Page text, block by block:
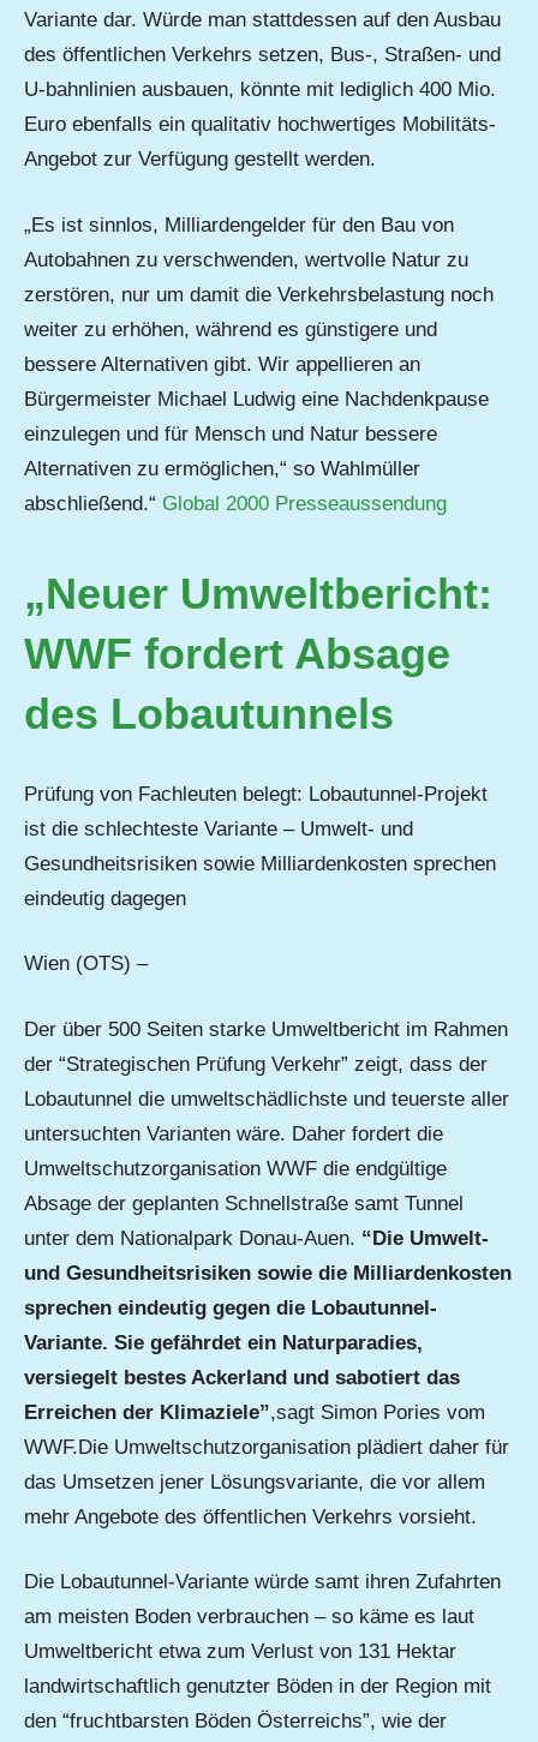
Variante dar. Würde man stattdessen auf den Ausbau
des öffentlichen Verkehrs setzen, Bus-, Straßen- und
U-bahnlinien ausbauen, könnte mit lediglich 400 Mio.
Euro ebenfalls ein qualitativ hochwertiges Mobilitäts-
Angebot zur Verfügung gestellt werden.
„Es ist sinnlos, Milliardengelder für den Bau von
Autobahnen zu verschwenden, wertvolle Natur zu
zerstören, nur um damit die Verkehrsbelastung noch
weiter zu erhöhen, während es günstigere und
bessere Alternativen gibt. Wir appellieren an
Bürgermeister Michael Ludwig eine Nachdenkpause
einzulegen und für Mensch und Natur bessere
Alternativen zu ermöglichen,“ so Wahlmüller
abschließend.“ Global 2000 Presseaussendung
„Neuer Umweltbericht:
WWF fordert Absage
des Lobautunnels
Prüfung von Fachleuten belegt: Lobautunnel-Projekt
ist die schlechteste Variante – Umwelt- und
Gesundheitsrisiken sowie Milliardenkosten sprechen
eindeutig dagegen
Wien (OTS) –
Der über 500 Seiten starke Umweltbericht im Rahmen
der “Strategischen Prüfung Verkehr” zeigt, dass der
Lobautunnel die umweltschädlichste und teuerste aller
untersuchten Varianten wäre. Daher fordert die
Umweltschutzorganisation WWF die endgültige
Absage der geplanten Schnellstraße samt Tunnel
unter dem Nationalpark Donau-Auen. “Die Umwelt-
und Gesundheitsrisiken sowie die Milliardenkosten
sprechen eindeutig gegen die Lobautunnel-
Variante. Sie gefährdet ein Naturparadies,
versiegelt bestes Ackerland und sabotiert das
Erreichen der Klimaziele”,sagt Simon Pories vom
WWF.Die Umweltschutzorganisation plädiert daher für
das Umsetzen jener Lösungsvariante, die vor allem
mehr Angebote des öffentlichen Verkehrs vorsieht.
Die Lobautunnel-Variante würde samt ihren Zufahrten
am meisten Boden verbrauchen – so käme es laut
Umweltbericht etwa zum Verlust von 131 Hektar
landwirtschaftlich genutzter Böden in der Region mit
den “fruchtbarsten Böden Österreichs”, wie der